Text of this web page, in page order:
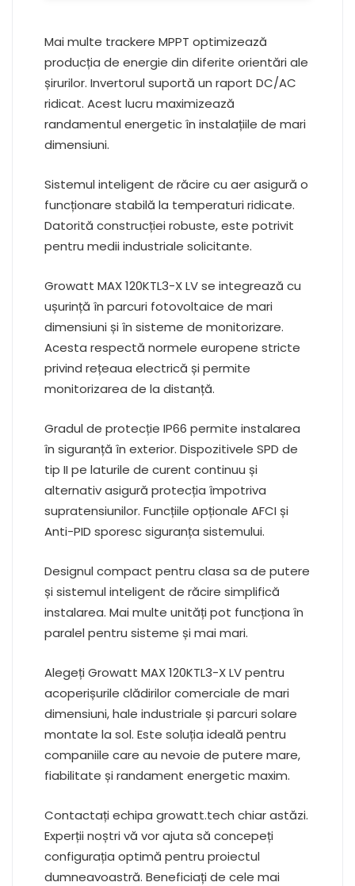
Mai multe trackere MPPT optimizează
producția de energie din diferite orientări ale
șirurilor. Invertorul suportă un raport DC/AC
ridicat. Acest lucru maximizează
randamentul energetic în instalațiile de mari
dimensiuni.
Sistemul inteligent de răcire cu aer asigură o
funcționare stabilă la temperaturi ridicate.
Datorită construcției robuste, este potrivit
pentru medii industriale solicitante.
Growatt MAX 120KTL3-X LV se integrează cu
ușurință în parcuri fotovoltaice de mari
dimensiuni și în sisteme de monitorizare.
Acesta respectă normele europene stricte
privind rețeaua electrică și permite
monitorizarea de la distanță.
Gradul de protecție IP66 permite instalarea
în siguranță în exterior. Dispozitivele SPD de
tip II pe laturile de curent continuu și
alternativ asigură protecția împotriva
supratensiunilor. Funcțiile opționale AFCI și
Anti-PID sporesc siguranța sistemului.
Designul compact pentru clasa sa de putere
și sistemul inteligent de răcire simplifică
instalarea. Mai multe unități pot funcționa în
paralel pentru sisteme și mai mari.
Alegeți Growatt MAX 120KTL3-X LV pentru
acoperișurile clădirilor comerciale de mari
dimensiuni, hale industriale și parcuri solare
montate la sol. Este soluția ideală pentru
companiile care au nevoie de putere mare,
fiabilitate și randament energetic maxim.
Contactați echipa growatt.tech chiar astăzi.
Experții noștri vă vor ajuta să concepeți
configurația optimă pentru proiectul
dumneavoastră. Beneficiați de cele mai